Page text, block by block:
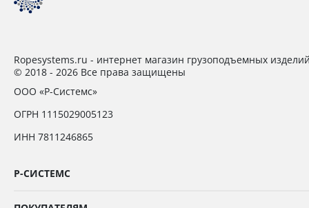
Ropesystems.ru - интернет магазин грузоподъемных
© 2018 - 2026 Все права защищены
ООО «Р-Системс»
ОГРН 1115029005123
ИНН 7811246865
Р-СИСТЕМС